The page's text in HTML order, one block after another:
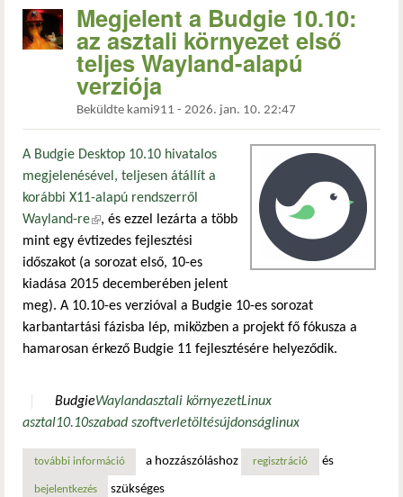
Megjelent a Budgie 10.10:
az asztali környezet első
teljes Wayland-alapú
verziója
Beküldte kami911 - 2026. jan. 10. 22:47
A Budgie Desktop 10.10 hivatalos
megjelenésével, teljesen átállít a
korábbi X11-alapú rendszerről
Wayland-re(külső hivatkozás)
, és ezzel lezárta a több
mint egy évtizedes fejlesztési
időszakot (a sorozat első, 10-es
kiadása 2015 decemberében jelent
meg). A 10.10-es verzióval a Budgie 10-es sorozat
karbantartási fázisba lép, miközben a projekt fő fókusza a
hamarosan érkező Budgie 11 fejlesztésére helyeződik.
BudgieWaylandasztali környezetLinux
asztal10.10szabad szoftverletöltésújdonságlinux
további információmegjelent a budgie 10.10: az asztali környezet első teljes
a hozzászóláshoz regisztráció és
bejelentkezés szükséges